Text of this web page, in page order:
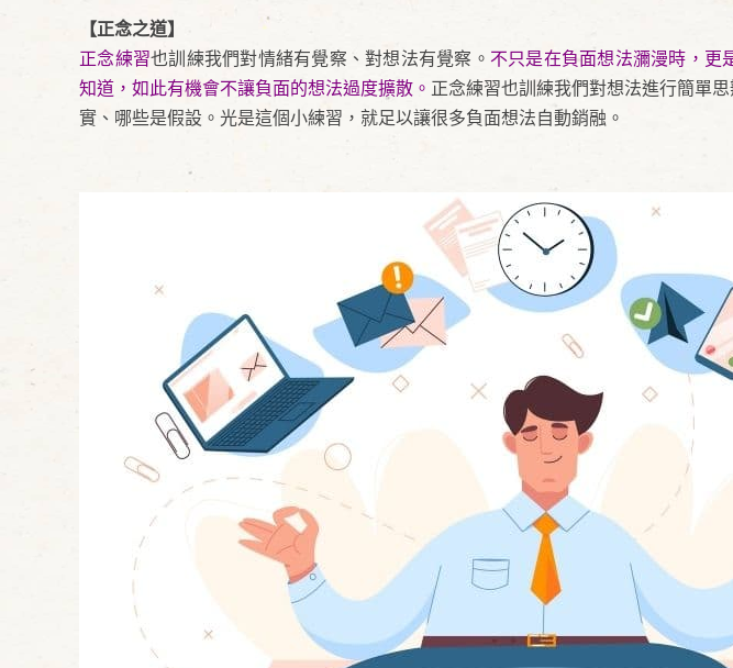
【正念之道】
正念練習也訓練我們對情緒有覺察、對想法有覺察。 不只是在負面想法瀰漫時，更
知道，如此有機會不讓負面的想法過度擴散。 正念練習也訓練我們對想法進行簡單
實、哪些是假設。光是這個小練習，就足以讓很多負面想法自動銷融。